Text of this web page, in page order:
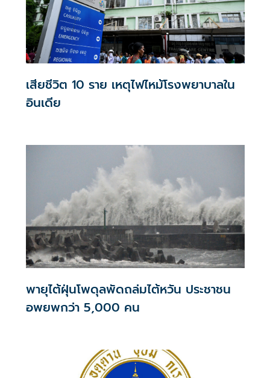
เสียชีวิต 10 ราย เหตุไฟไหม้โรงพยาบาลใน
อินเดีย
พายุไต้ฝุ่นโพดุลพัดถล่มไต้หวัน ประชาชน
อพยพกว่า 5,000 คน